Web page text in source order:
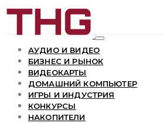
АУДИО И ВИДЕО
БИЗНЕС И РЫНОК
ВИДЕОКАРТЫ
ДОМАШНИЙ КОМПЬЮТЕР
ИГРЫ И ИНДУСТРИЯ
КОНКУРСЫ
НАКОПИТЕЛИ